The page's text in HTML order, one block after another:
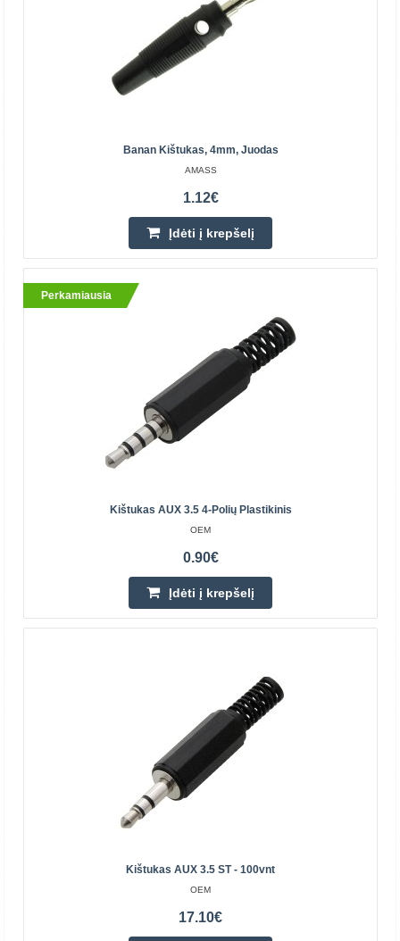
įrenginiams prijungti prie garsiakalbių, ausinių ir kitų garso
įrenginių su 3.5mm mini AUX. Kabelis pagamin..
Įdėti į krepšelį
Pridėti prie pageidavimų sąrašo
UGREEN AV141 ausinių skirstytuvas 3.5mm -
3.5mm mini jack skirstytuvas ausinėms su mikrofonu.
UGREEN šakotuvas leidžia vienu metu prijungti ausines
ar garsiakalbius ir mikrofoną prie vieno jūsų nešioja..
4.80€
Įdėti į krepšelį
Pridėti prie pageidavimų sąrašo
Banan Kištukas, 4mm, Juodas
AMASS
1.12€
Įdėti į krepšelį
Perkamiausia
Kištukas AUX 3.5 4-Polių Plastikinis
OEM
0.90€
Įdėti į krepšelį
Kištukas AUX 3.5 ST - 100vnt
OEM
17.10€